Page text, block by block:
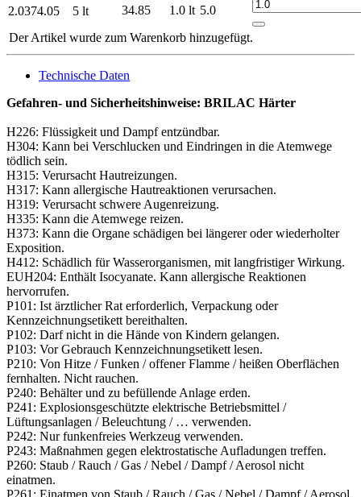
2.0374.05
5 lt 34.85 1.0 lt 5.0
Der Artikel wurde zum Warenkorb hinzugefügt.
Technische Daten
Gefahren- und Sicherheitshinweise: BRILAC Härter
H226: Flüssigkeit und Dampf entzündbar.
H304: Kann bei Verschlucken und Eindringen in die Atemwege
tödlich sein.
H315: Verursacht Hautreizungen.
H317: Kann allergische Hautreaktionen verursachen.
H319: Verursacht schwere Augenreizung.
H335: Kann die Atemwege reizen.
H373: Kann die Organe schädigen bei längerer oder wiederholter
Exposition.
H412: Schädlich für Wasserorganismen, mit langfristiger Wirkung.
EUH204: Enthält Isocyanate. Kann allergische Reaktionen
hervorrufen.
P101: Ist ärztlicher Rat erforderlich, Verpackung oder
Kennzeichnungsetikett bereithalten.
P102: Darf nicht in die Hände von Kindern gelangen.
P103: Vor Gebrauch Kennzeichnungsetikett lesen.
P210: Von Hitze / Funken / offener Flamme / heißen Oberflächen
fernhalten. Nicht rauchen.
P240: Behälter und zu befüllende Anlage erden.
P241: Explosionsgeschützte elektrische Betriebsmittel /
Lüftungsanlagen / Beleuchtung / … verwenden.
P242: Nur funkenfreies Werkzeug verwenden.
P243: Maßnahmen gegen elektrostatische Aufladungen treffen.
P260: Staub / Rauch / Gas / Nebel / Dampf / Aerosol nicht
einatmen.
P261: Einatmen von Staub / Rauch / Gas / ­Nebel / Dampf / Aerosol